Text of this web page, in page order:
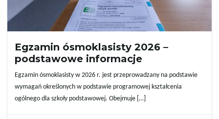
Egzamin ósmoklasisty 2026 –
podstawowe informacje
Egzamin ósmoklasisty w 2026 r. jest przeprowadzany na podstawie
wymagań określonych w podstawie programowej kształcenia
ogólnego dla szkoły podstawowej. Obejmuje […]